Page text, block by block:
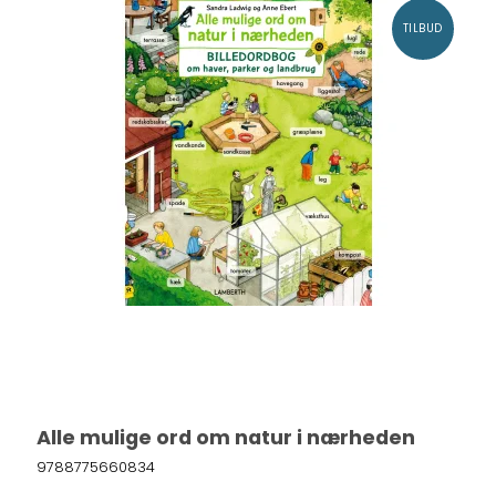
TILBUD
Alle mulige ord om natur i nærheden
9788775660834